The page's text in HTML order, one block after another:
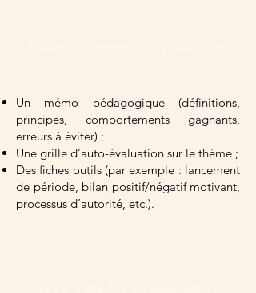
Un mémo pédagogique (définitions,
principes, comportements gagnants,
erreurs à éviter) ;
Une grille d’auto-évaluation sur le thème ;
Des fiches outils (par exemple : lancement
de période, bilan positif/négatif motivant,
processus d’autorité, etc.).